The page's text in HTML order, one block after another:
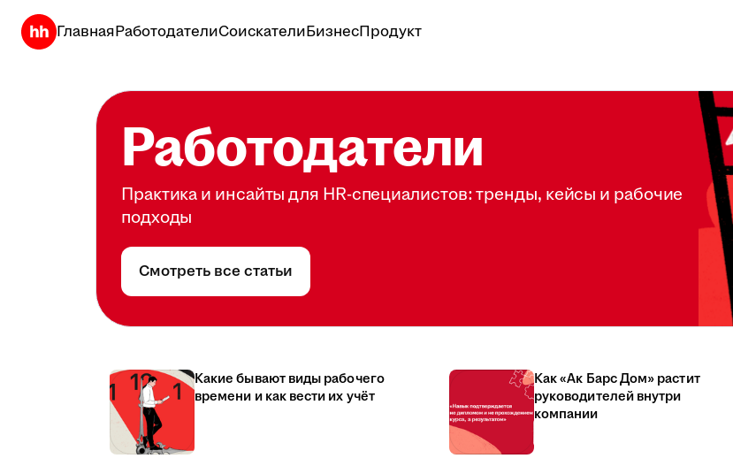
ГлавнаяРаботодателиСоискателиБизнесПродукт
Работодатели
Практика и инсайты для HR-специалистов: тренды, кейсы и рабочие
подходы
Смотреть все статьи
Какие бывают виды рабочего
времени и как вести их учёт
Как «Ак Барс Дом» растит
руководителей внутри
компании